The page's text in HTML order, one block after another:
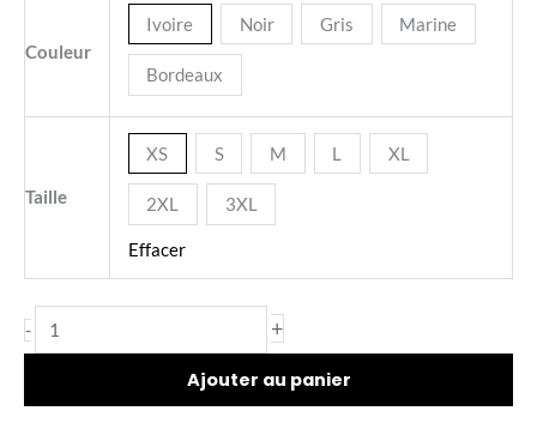
Couleur
Ivoire Noir Gris Marine
Bordeaux
Taille
XS S M L XL
2XL 3XL
Effacer
- +
Ajouter au panier